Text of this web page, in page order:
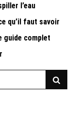
l’eau
qu’il faut savoir
guide complet